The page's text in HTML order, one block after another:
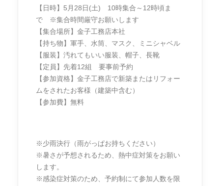
【日時】5月28日(土) 10時集合～12時頃ま
で ※集合時間厳守お願いします
【集合場所】金子工務店本社
【持ち物】軍手、水筒、マスク、ミニシャベル
【服装】汚れてもいい服装、帽子、長靴
【定員】先着12組 要事前予約
【参加資格】金子工務店で新築またはリフォー
ムをされたお客様（建築中含む）
【参加費】無料
※少雨決行（雨がっぱお持ちください）
※暑さが予想されるため、熱中症対策をお願い
します。
※感染症対策のため、予約制にて参加人数を限